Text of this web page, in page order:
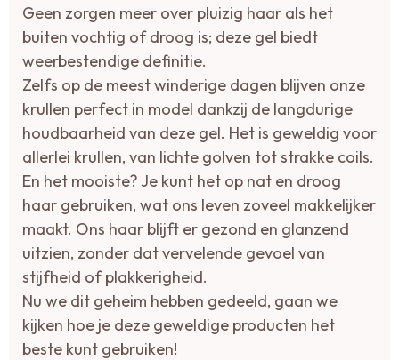
Geen zorgen meer over pluizig haar als het
buiten vochtig of droog is; deze gel biedt
weerbestendige definitie.
Zelfs op de meest winderige dagen blijven onze
krullen perfect in model dankzij de langdurige
houdbaarheid van deze gel. Het is geweldig voor
allerlei krullen, van lichte golven tot strakke coils.
En het mooiste? Je kunt het op nat en droog
haar gebruiken, wat ons leven zoveel makkelijker
maakt. Ons haar blijft er gezond en glanzend
uitzien, zonder dat vervelende gevoel van
stijfheid of plakkerigheid.
Nu we dit geheim hebben gedeeld, gaan we
kijken hoe je deze geweldige producten het
beste kunt gebruiken!